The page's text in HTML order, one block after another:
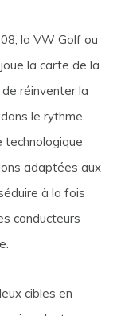
la VW Golf ou
la carte de la
de réinventer la
le rythme.
technologique
adaptées aux
à la fois
conducteurs
cibles en